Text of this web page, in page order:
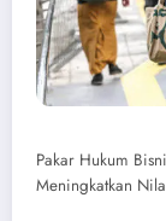
Pakar Hukum
Meningkatkan